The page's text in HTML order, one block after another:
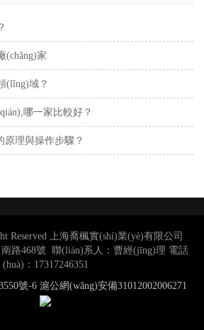
(chǎng)家
域？
哪一家比較好？
理與操作步驟？
Reserved 上海喬楓實(shí)業(yè)有限公司
路468號 聯(lián)系人：曹經(jīng)理 電話
(huà)：17317246351
號-6 滬公網(wǎng)安備31012002006271